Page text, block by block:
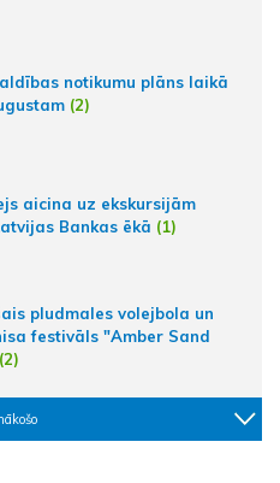
notikumu plāns laikā
(2)
aicina uz ekskursijām
Bankas ēkā (1)
pludmales volejbola un
festivāls "Amber Sand
(2)